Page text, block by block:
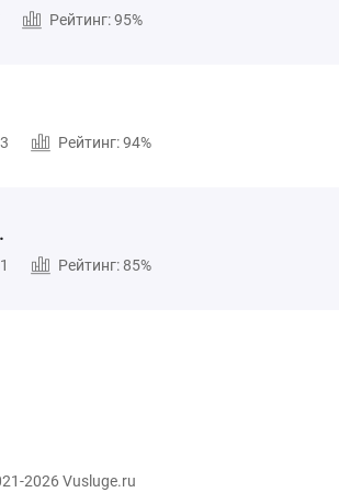
Рейтинг: 95%
Рейтинг: 94%
Рейтинг: 85%
2026 Vusluge.ru